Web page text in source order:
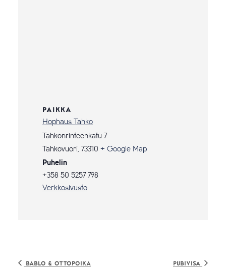
PAIKKA
Hophaus Tahko
Tahkonrinteenkatu 7
Tahkovuori
73310 + Google Map
Puhelin
+358 50 5257 798
Verkkosivusto
Bablo & Ottopoika Pubivisa